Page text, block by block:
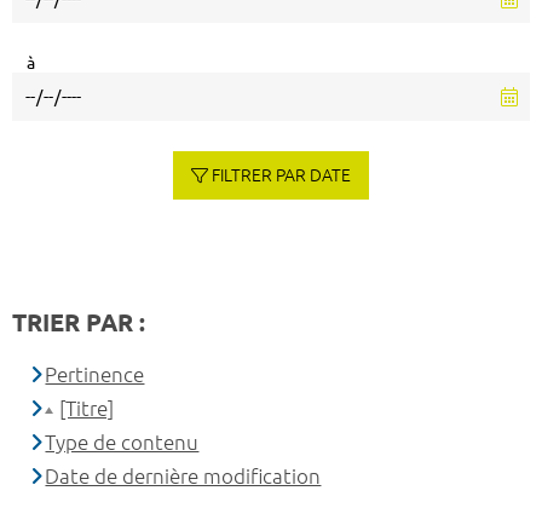
à
FILTRER PAR DATE
TRIER PAR :
Pertinence
[Titre]
Type de contenu
Date de dernière modification